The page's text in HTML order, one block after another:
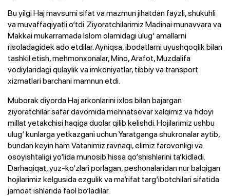
Bu yilgi Haj mavsumi sifat va mazmun jihatdan fayzli, shukuhli
va muvaffaqiyatli o‘tdi. Ziyoratchilarimiz Madinai munavvara va
Makkai mukarramada Islom olamidagi ulug‘ amallarni
risoladagidek ado etdilar. Ayniqsa, ibodatlarni uyushqoqlik bilan
tashkil etish, mehmonxonalar, Mino, Arafot, Muzdalifa
vodiylaridagi qulaylik va imkoniyatlar, tibbiy va transport
xizmatlari barchani mamnun etdi.
Muborak diyorda Haj arkonlarini ixlos bilan bajargan
ziyoratchilar safar davomida mehnatsevar xalqimiz va fidoyi
millat yetakchisi haqiga duolar qilib kelishdi. Hojilarimiz ushbu
ulug‘ kunlarga yetkazgani uchun Yaratganga shukronalar aytib,
bundan keyin ham Vatanimiz ravnaqi, elimiz farovonligi va
osoyishtaligi yo‘lida munosib hissa qo‘shishlarini ta’kidladi.
Darhaqiqat, yuz-ko‘zlari porlagan, peshonalaridan nur balqigan
hojilarimiz kelgusida ezgulik va ma’rifat targ‘ibotchilari sifatida
jamoat ishlarida faol bo‘ladilar.